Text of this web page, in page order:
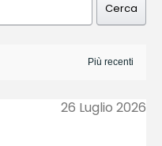
Cerca
26 Luglio 2026